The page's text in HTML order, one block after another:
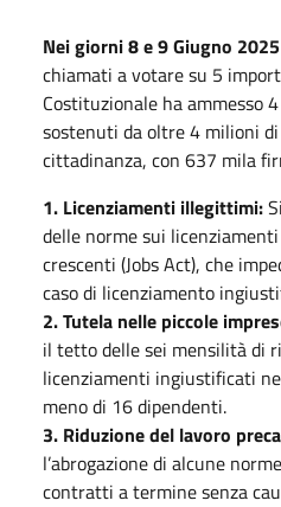
Nei giorni 8 e 9 Giugno 2025
chiamati a votare su 5
Costituzionale ha ammesso
sostenuti da oltre 4 milioni
cittadinanza, con 637 mila
1. Licenziamenti illegittimi:
delle norme sui
crescenti (Jobs Act), che
caso di licenziamento
2. Tutela nelle piccole
il tetto delle sei mensilità di
licenziamenti ingiustificati
meno di 16 dipendenti.
3. Riduzione del lavoro
l’abrogazione di alcune
contratti a termine senza